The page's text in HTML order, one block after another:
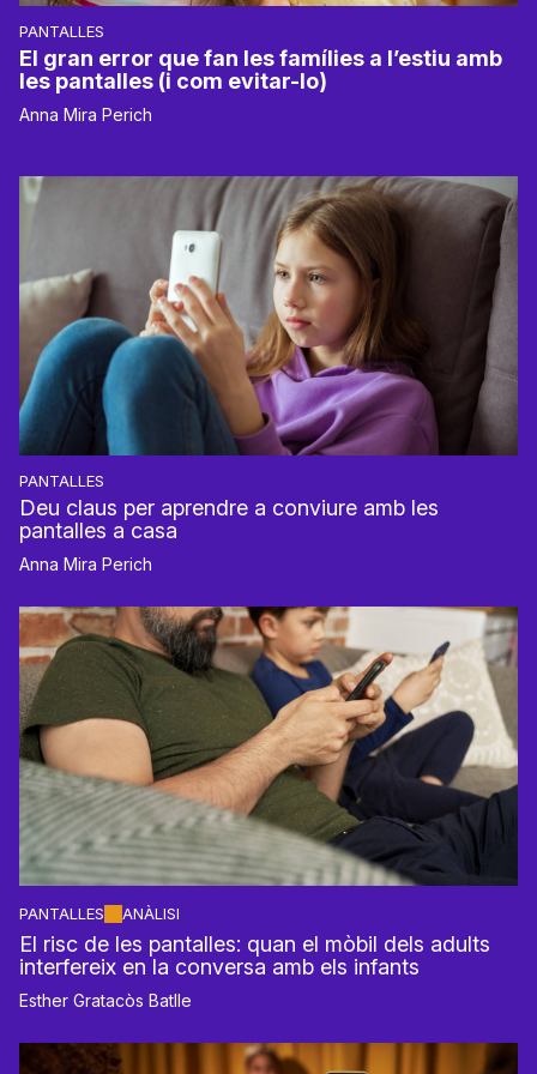
PANTALLES
El gran error que fan les famílies a l’estiu amb
les pantalles (i com evitar-lo)
Anna Mira Perich
PANTALLES
Deu claus per aprendre a conviure amb les
pantalles a casa
Anna Mira Perich
PANTALLES ANÀLISI
El risc de les pantalles: quan el mòbil dels adults
interfereix en la conversa amb els infants
Esther Gratacòs Batlle